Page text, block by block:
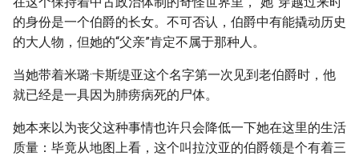
的身份是一个伯爵的长女。不可否认，伯爵中有能撬动历史
的大人物，但她的“父亲”肯定不属于那种人。
当她带着米璐·卡斯缇亚这个名字第一次见到老伯爵时，他
就已经是一具因为肺痨病死的尸体。
她本来以为丧父这种事情也许只会降低一下她在这里的生活
质量：毕竟从地图上看，这个叫拉汶亚的伯爵领是个有着三